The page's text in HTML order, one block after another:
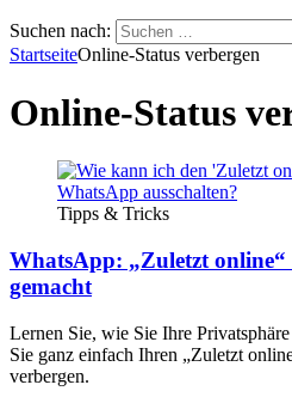
Suchen nach:
StartseiteOnline-Status verbergen
Online-Status
Tipps & Tricks
WhatsApp: „Zuletzt online“
gemacht
Lernen Sie, wie Sie Ihre
Sie ganz einfach Ihren „Zuletzt
verbergen.